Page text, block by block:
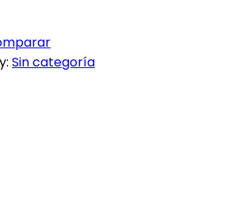
Sin categoría